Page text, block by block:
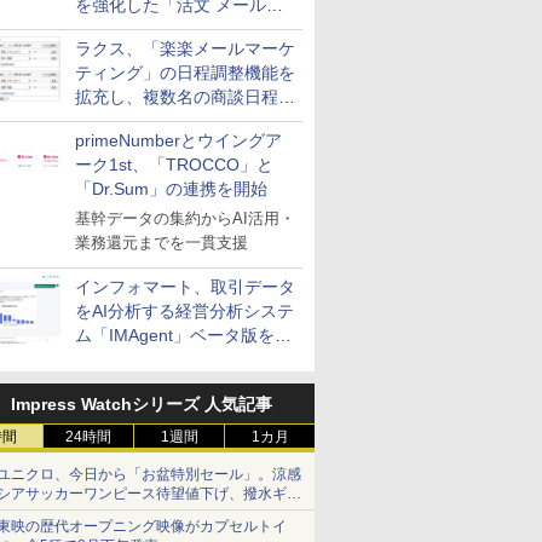
を強化した「活文 メール誤
送信防止アドインサービス」
を提供
ラクス、「楽楽メールマーケ
ティング」の日程調整機能を
拡充し、複数名の商談日程調
整を効率化
primeNumberとウイングア
ーク1st、「TROCCO」と
「Dr.Sum」の連携を開始
基幹データの集約からAI活用・
業務還元までを一貫支援
インフォマート、取引データ
をAI分析する経営分析システ
ム「IMAgent」ベータ版を提
Impress Watchシリーズ 人気記事
24時間 1週間 1カ月
ニクロ、今日から「お盆特別セール」。涼感
アサッカーワンピース待望値下げ、撥水ギア
ョーツは1990円に
映の歴代オープニング映像がカプセルトイ